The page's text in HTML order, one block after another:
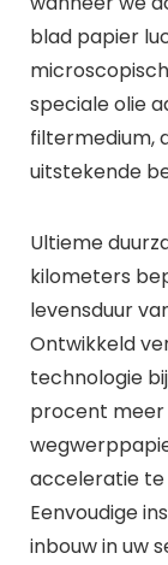
blad papier
speciale olie
filtermedium,
uitstekende
Ultieme
kilometers
levensduur
Ontwikkeld
technologie
procent
acceleratie te
Eenvoudige
inbouw in uw